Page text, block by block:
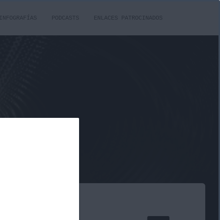
INFOGRAFÍAS PODCASTS ENLACES PATROCINADOS